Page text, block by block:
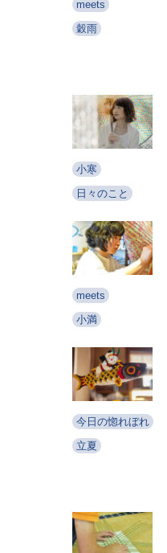
meets
穀雨
小寒
日々のこと
meets
小満
今日の惚れぼれ
立夏